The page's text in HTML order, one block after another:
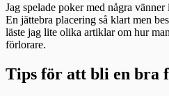
Jag spelade poker med några
En jättebra placering så klart men
läste jag lite olika artiklar om hur
förlorare.
Tips för att bli en bra